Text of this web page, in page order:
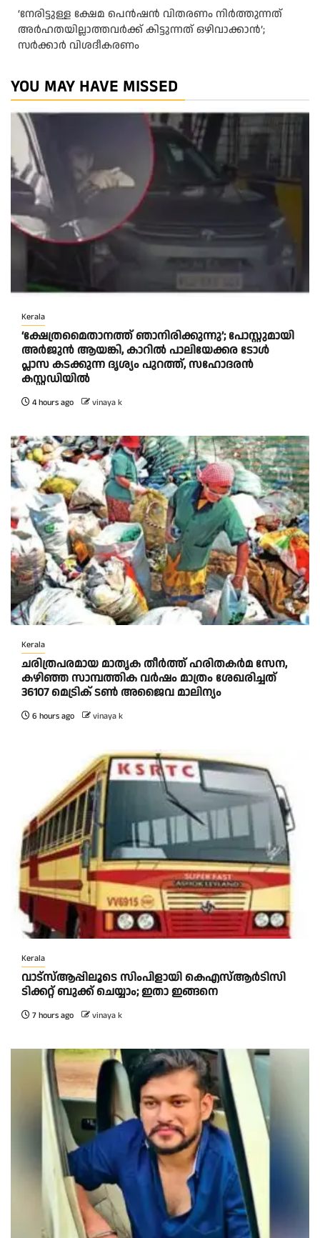
‘നേരിട്ടുള്ള ക്ഷേമ പെൻഷൻ വിതരണം നി‍‍ർത്തുന്നത്
അർഹതയില്ലാത്തവർക്ക് കിട്ടുന്നത് ഒഴിവാക്കാൻ’;
സർക്കാ‍ർ വിശദീകരണം
YOU MAY HAVE MISSED
Kerala
‘ക്ഷേത്രമൈതാനത്ത് ഞാനിരിക്കുന്നു’; പോസ്റ്റുമായി
അർജുൻ ആയങ്കി, കാറിൽ പാലിയേക്കര ടോൾ
പ്ലാസ കടക്കുന്ന ദൃശ്യം പുറത്ത്, സഹോദരൻ
കസ്റ്റഡിയിൽ
4 hours ago vinaya k
Kerala
ചരിത്രപരമായ മാതൃക തീര്‍ത്ത് ഹരിതകര്‍മ സേന,
കഴിഞ്ഞ സാമ്പത്തിക വര്‍ഷം മാത്രം ശേഖരിച്ചത്
36107 മെട്രിക് ടണ്‍ അജൈവ മാലിന്യം
6 hours ago vinaya k
Kerala
വാട്‌സ്ആപ്പിലൂടെ സിംപിളായി കെഎസ്ആര്‍ടിസി
ടിക്കറ്റ് ബുക്ക് ചെയ്യാം; ഇതാ ഇങ്ങനെ
7 hours ago vinaya k